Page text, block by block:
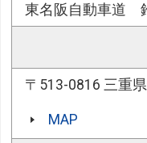
東名阪自動車道
〒513-0816 三重
MAP